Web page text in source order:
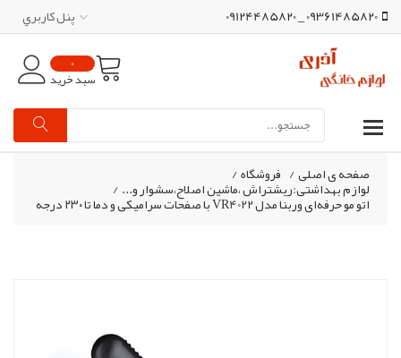
09361485820 _ 09124485820 پنل کاربري
0
سبد خرید
صفحه ی اصلی/ فروشگاه/
لوازم بهداشتی:ریشتراش ،ماشین اصلاح،سشوار و... /
اتو مو حرفه‌ای وربنا مدل VR4022 با صفحات سرامیکی و دما تا ۲۳۰ درجه